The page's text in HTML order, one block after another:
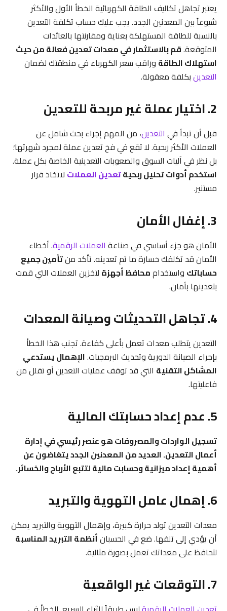
يعتبر تجاهل تكاليف الطاقة الكهربائية الخطأ الأول والأكثر
شيوعاً بين المعدنين الجدد. يجب عليك حساب تكلفة التعدين
بالنسبة للطاقة المستهلكة بعناية ومقارنتها بالعائدات
المتوقعة.قم بالاستثمار في معدات تعدين فعالة من حيث
استهلاك الطاقة وراقب سعر الكهرباء في منطقتك لضمان
التعدينبكلفة معقولة.
2. اختيار عملة غير مربحة للتعدين
قبل أن تبدأ في التعدين، من المهم إجراء بحث شامل عن
العملات الأكثر ربحية. لا تقع في فخ تعدين عملة لمجرد شهرتها؛
بل نظر في آليات السوق والصعوبات التعدينية الخاصة بكل عملة.
استخدم أدوات تحليل ربحيةتعدين العملات لاتخاذ قرار
مستنير.
3. إغفال الأمان
الأمان هو جزء أساسي في صناعة العملات الرقمية. أخطاء
الأمان قد تكلفك خسارة ما تم تعدينه. تأكد منتأمين جميع
حساباتك واستخداممحافظ أجهزة لتخزين العملات التي قمت
بتعدينها بأمان.
4. تجاهل التحديثات وصيانة المعدات
التعدين يتطلب معدات تعمل بأعلى كفاءة. تجنب هذا الخطأ
بإجراء الصيانة الدورية وتحديث البرمجيات.الإهمال يستدعي
المشاكل التقنية التي قد توقف عمليات التعدين أو تقلل من
فاعليتها.
5. عدم إعداد حسابتك المالية
تسجيل الواردات والمصروفات هو عنصر رئيسي في إدارة
أعمال التعدين. العديد من المعدنين الجدد يتغاضون عن
أهمية إعداد ميزانية وحسابت مالية لتتبع الأرباح والخسائر.
6. إهمال عامل التهوية والتبريد
معدات التعدين تولد حرارة كبيرة، وإهمال التهوية والتبريد يمكن
أن يؤدي إلى تلفها. ضع في الحسبانأنظمة التبريد المناسبة
لتحافظ على معداتك تعمل بصورة مثالية.
7. التوقعات غير الواقعية